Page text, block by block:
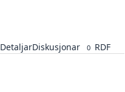
DetaljarDiskusjonar 0 RDF